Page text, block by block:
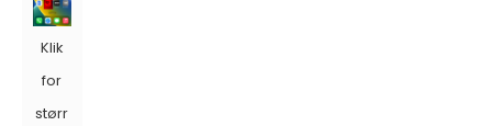
Klik
for
størr